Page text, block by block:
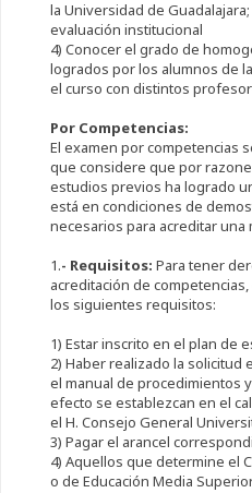
la Universidad de
evaluación institucional
4) Conocer el grado de
logrados por los alumnos de
el curso con distintos
Por Competencias:
El examen por competencias
que considere que por
estudios previos ha logrado
está en condiciones de
necesarios para acreditar una
1.- Requisitos: Para tener
acreditación de
los siguientes requisitos:
1) Estar inscrito en el plan de
2) Haber realizado la
el manual de procedimientos
efecto se establezcan en el
el H. Consejo General
3) Pagar el arancel
4) Aquellos que determine el
o de Educación Media